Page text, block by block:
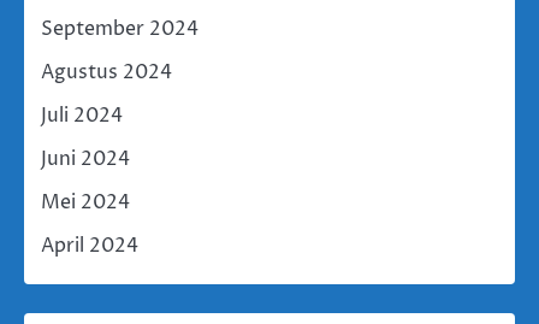
September 2024
Agustus 2024
Juli 2024
Juni 2024
Mei 2024
April 2024